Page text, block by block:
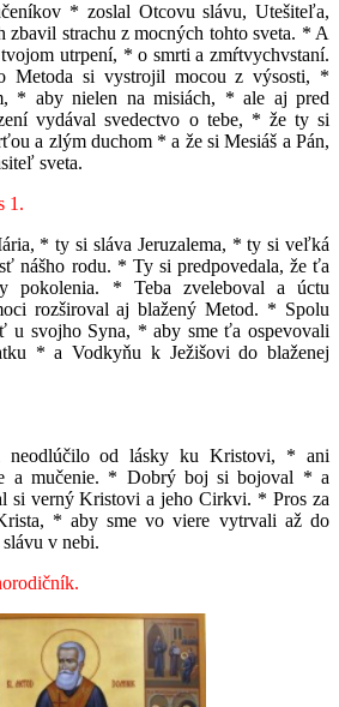
* zoslal Otcovu slávu, Utešiteľa,
zbavil strachu z mocných tohto sveta. * A
utrpení, * o smrti a zmŕtvychvstaní.
Metoda si vystrojil mocou z výsosti, *
* aby nielen na misiách, * ale aj pred
vydával svedectvo o tebe, * že ty si
a zlým duchom * a že si Mesiáš a Pán,
sveta.
1.
* ty si sláva Jeruzalema, * ty si veľká
nášho rodu. * Ty si predpovedala, že ťa
pokolenia. * Teba zveleboval a úctu
rozširoval aj blažený Metod. * Spolu
u svojho Syna, * aby sme ťa ospevovali
* a Vodkyňu k Ježišovi do blaženej
neodlúčilo od lásky ku Kristovi, * ani
a mučenie. * Dobrý boj si bojoval * a
si verný Kristovi a jeho Cirkvi. * Pros za
* aby sme vo viere vytrvali až do
v nebi.